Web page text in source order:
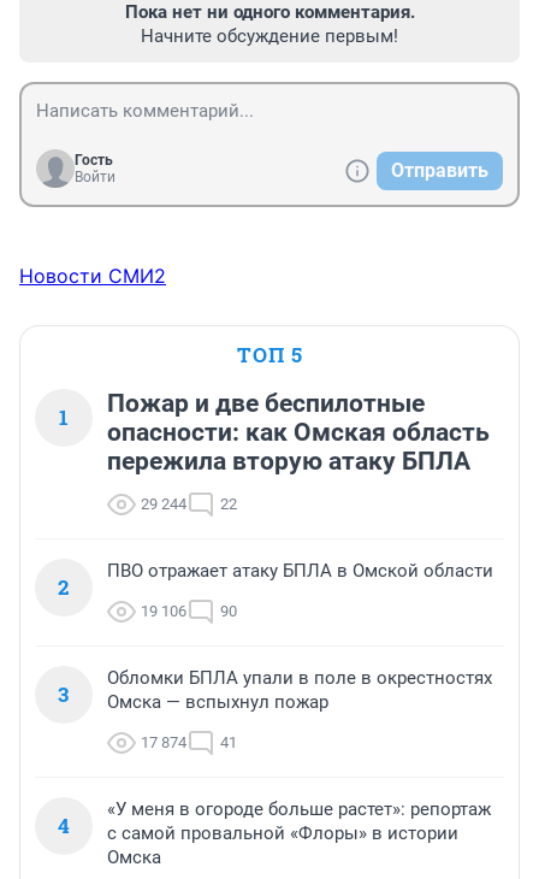
Пока нет ни одного комментария.
Начните обсуждение первым!
Гость
Войти
Отправить
Новости СМИ2
ТОП 5
1
Пожар и две беспилотные
опасности: как Омская область
пережила вторую атаку БПЛА
29 244 22
2
ПВО отражает атаку БПЛА в Омской области
19 106 90
3
Обломки БПЛА упали в поле в окрестностях
Омска — вспыхнул пожар
17 874 41
4
«У меня в огороде больше растет»: репортаж
с самой провальной «Флоры» в истории
Омска